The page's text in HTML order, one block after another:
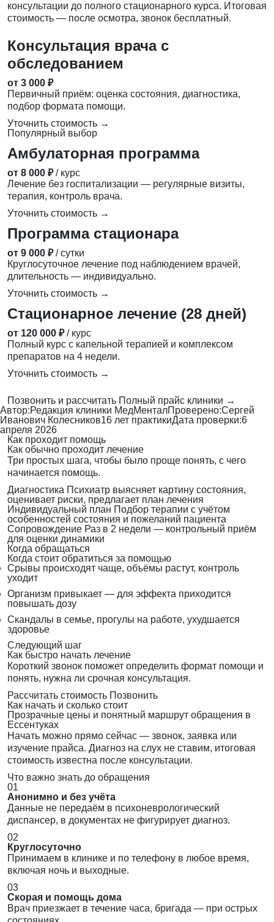
консультации до полного стационарного курса. Итоговая
стоимость — после осмотра, звонок бесплатный.
Консультация врача с
обследованием
от 3 000 ₽
Первичный приём: оценка состояния, диагностика,
подбор формата помощи.
Уточнить стоимость →
Популярный выбор
Амбулаторная программа
от 8 000 ₽ / курс
Лечение без госпитализации — регулярные визиты,
терапия, контроль врача.
Уточнить стоимость →
Программа стационара
от 9 000 ₽ / сутки
Круглосуточное лечение под наблюдением врачей,
длительность — индивидуально.
Уточнить стоимость →
Стационарное лечение (28 дней)
от 120 000 ₽ / курс
Полный курс с капельной терапией и комплексом
препаратов на 4 недели.
Уточнить стоимость →
Позвонить и рассчитать Полный прайс клиники →
Автор:Редакция клиники МедМенталПроверено:Сергей
Иванович Колесников16 лет практикиДата проверки:6
апреля 2026
Как проходит помощь
Как обычно проходит лечение
Три простых шага, чтобы было проще понять, с чего
начинается помощь.
Диагностика Психиатр выясняет картину состояния,
оценивает риски, предлагает план лечения
Индивидуальный план Подбор терапии с учётом
особенностей состояния и пожеланий пациента
Сопровождение Раз в 2 недели — контрольный приём
для оценки динамики
Когда обращаться
Когда стоит обратиться за помощью
Срывы происходят чаще, объёмы растут, контроль
уходит
Организм привыкает — для эффекта приходится
повышать дозу
Скандалы в семье, прогулы на работе, ухудшается
здоровье
Следующий шаг
Как быстро начать лечение
Короткий звонок поможет определить формат помощи и
понять, нужна ли срочная консультация.
Рассчитать стоимость Позвонить
Как начать и сколько стоит
Прозрачные цены и понятный маршрут обращения в
Ессентуках
Начать можно прямо сейчас — звонок, заявка или
изучение прайса. Диагноз на слух не ставим, итоговая
стоимость известна после консультации.
Что важно знать до обращения
01
Анонимно и без учёта
Данные не передаём в психоневрологический
диспансер, в документах не фигурирует диагноз.
02
Круглосуточно
Принимаем в клинике и по телефону в любое время,
включая ночь и выходные.
03
Скорая и помощь дома
Врач приезжает в течение часа, бригада — при острых